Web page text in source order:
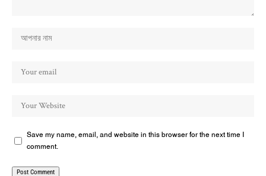
Save my name, email, and website in this browser for the next time I
comment.